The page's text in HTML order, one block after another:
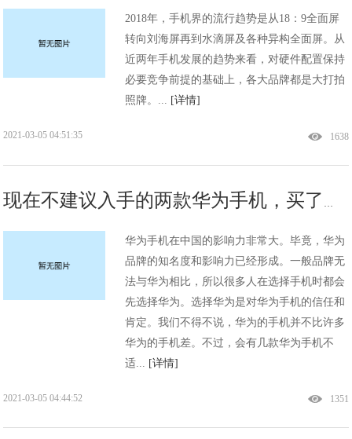
2018年，手机界的流行趋势是从18：9全面屏
转向刘海屏再到水滴屏及各种异构全面屏。从
近两年手机发展的趋势来看，对硬件配置保持
必要竞争前提的基础上，各大品牌都是大打拍
照牌。... [详情]
1638
2021-03-05 04:51:35
华为手机在中国的影响力非常大。毕竟，华为
品牌的知名度和影响力已经形成。一般品牌无
法与华为相比，所以很多人在选择手机时都会
先选择华为。选择华为是对华为手机的信任和
肯定。我们不得不说，华为的手机并不比许多
华为的手机差。不过，会有几款华为手机不
适... [详情]
1351
2021-03-05 04:44:52